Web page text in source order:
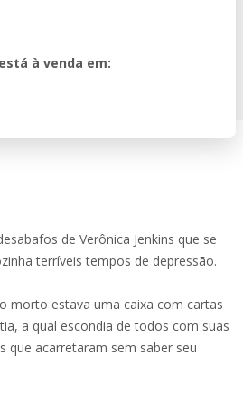
à venda em:
de Verônica Jenkins que se
terríveis tempos de depressão.
morto estava uma caixa com cartas
a qual escondia de todos com suas
que acarretaram sem saber seu